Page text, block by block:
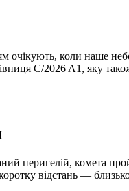
очікують, коли наше
C/2026 A1, яку
перигелій, комета
відстань —